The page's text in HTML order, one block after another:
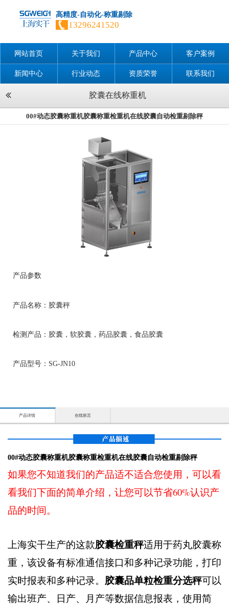
高精度-自动化-称重剔除
13296241520
网站首页 关于我们 产品中心 客户案例
新闻中心 行业动态 资质荣誉 联系我们
胶囊在线称重机
00#动态胶囊称重机胶囊称重检重机在线胶囊自动检重剔除秤
产品参数
产品名称：胶囊秤
检测产品：胶囊，软胶囊，药品胶囊，食品胶囊
产品型号：SG-JN10
产品详情 在线留言
00#动态胶囊称重机胶囊称重检重机在线胶囊自动检重剔除秤
如果您不知道我们的产品适不适合您使用，可以看
看我们下面的简单介绍，让您可以节省60%认识产
品的时间。
上海实干生产的这款胶囊检重秤适用于药丸胶囊称
重，该设备有标准通信接口和多种记录功能，打印
实时报表和多种记录。 胶囊品单粒检重分选秤可以
输出班产、日产、月产等数据信息报表，使用简